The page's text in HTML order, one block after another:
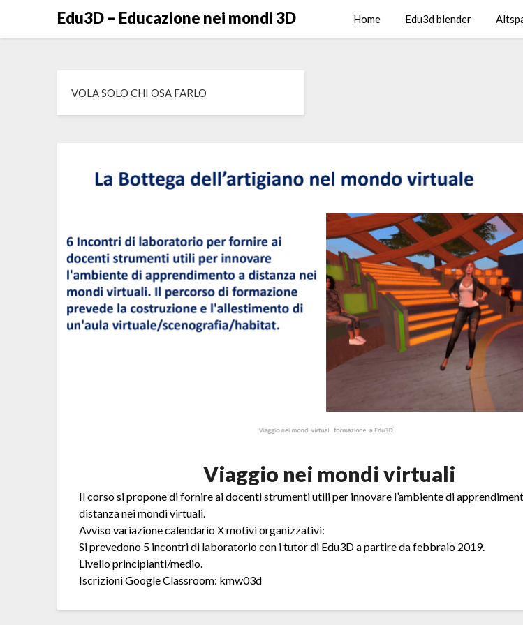
Edu3D – Educazione nei mondi 3D Home Edu3d blender
VOLA SOLO CHI OSA FARLO
Viaggio nei mondi virtuali
Il corso si propone di fornire ai docenti strumenti utili per innovare l’ambiente di
distanza nei mondi virtuali.
Avviso variazione calendario X motivi organizzativi:
Si prevedono 5 incontri di laboratorio con i tutor di Edu3D a partire da febbraio 2019.
Livello principianti/medio
Iscrizioni Google Classroom: kmw03d